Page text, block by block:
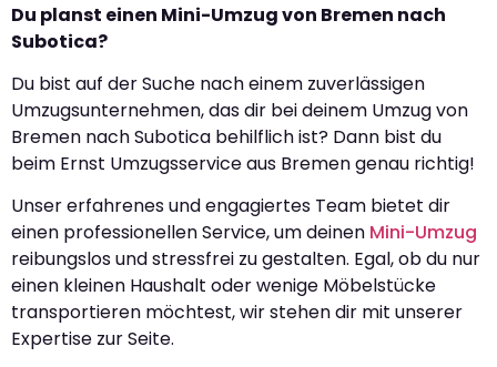
Du planst einen Mini-Umzug von Bremen nach
Subotica?
Du bist auf der Suche nach einem zuverlässigen
Umzugsunternehmen, das dir bei deinem Umzug von
Bremen nach Subotica behilflich ist? Dann bist du
beim Ernst Umzugsservice aus Bremen genau richtig!
Unser erfahrenes und engagiertes Team bietet dir
einen professionellen Service, um deinen Mini-Umzug
reibungslos und stressfrei zu gestalten. Egal, ob du nur
einen kleinen Haushalt oder wenige Möbelstücke
transportieren möchtest, wir stehen dir mit unserer
Expertise zur Seite.